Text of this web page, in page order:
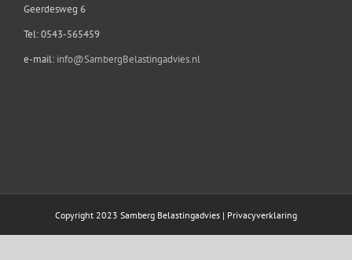
Geerdesweg 6
Tel: 0543-565459
e-mail: info@SambergBelastingadvies.nl
Copyright 2023 Samberg Belastingadvies | Privacyverklaring